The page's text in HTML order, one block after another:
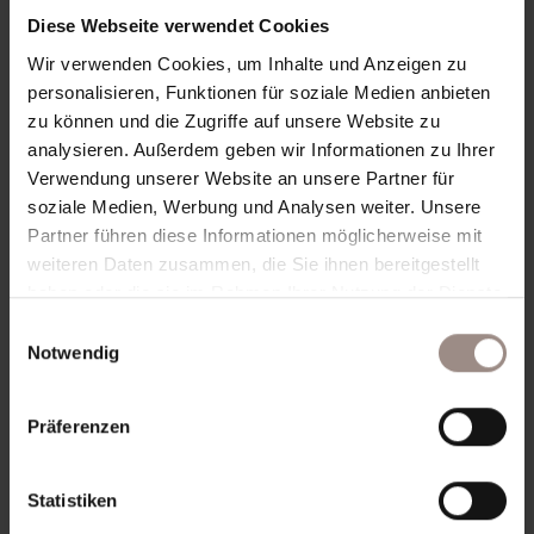
Diese Webseite verwendet Cookies
Wir verwenden Cookies, um Inhalte und Anzeigen zu
personalisieren, Funktionen für soziale Medien anbieten
zu können und die Zugriffe auf unsere Website zu
analysieren. Außerdem geben wir Informationen zu Ihrer
Verwendung unserer Website an unsere Partner für
soziale Medien, Werbung und Analysen weiter. Unsere
Partner führen diese Informationen möglicherweise mit
weiteren Daten zusammen, die Sie ihnen bereitgestellt
haben oder die sie im Rahmen Ihrer Nutzung der Dienste
Notwendig
Präferenzen
Statistiken
sämtliche Funktionen dieser Webseite
vollumfänglich werden nutzen können. Sie können
darüber hinaus die Erfassung der durch das
Cookie erzeugten und auf Ihre Nutzung der
Webseite bezogenen Daten (inkl. Ihrer IP-Adresse)
an Google sowie die Verarbeitung dieser Daten
durch Google verhindern, indem sie das unter dem
folgenden Link verfügbare Browser-Plugin
herunterladen und
installieren: https://tools.google.com/dlpage/gaopt
out?hl=de.
Wir verarbeiten und speichern Ihre Daten nur so
Einhaltung gesetzlicher Pflichten erforderlich ist.
Nach Wegfall des Verarbeitungszwecks werden